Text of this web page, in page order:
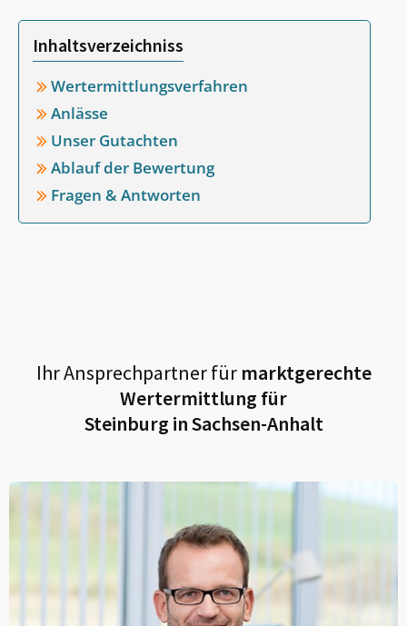
Inhaltsverzeichniss
Wertermittlungsverfahren
Anlässe
Unser Gutachten
Ablauf der Bewertung
Fragen & Antworten
Ihr Ansprechpartner fürmarktgerechte
Wertermittlung für
Steinburg in Sachsen-Anhalt